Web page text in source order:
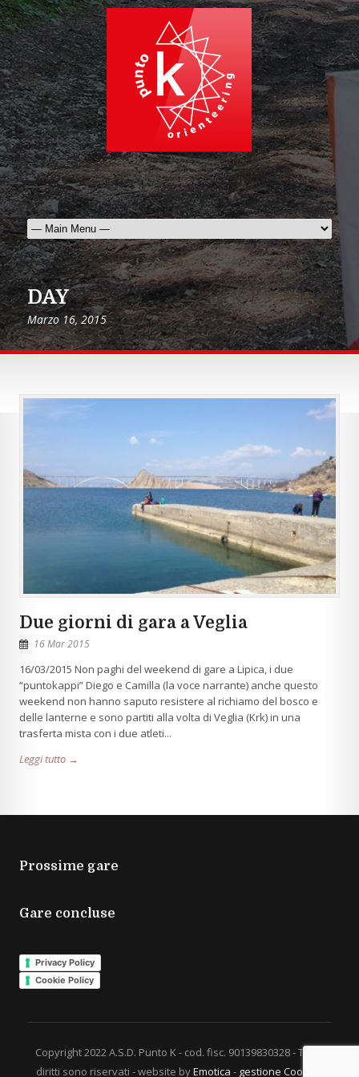
DAY
Marzo 16, 2015
Due giorni di gara a Veglia
16 Mar 2015
16/03/2015 Non paghi del weekend di gare a Lipica, i due
“puntokappi” Diego e Camilla (la voce narrante) anche questo
weekend non hanno saputo resistere al richiamo del bosco e
delle lanterne e sono partiti alla volta di Veglia (Krk) in una
trasferta mista con i due atleti...
Leggi tutto →
Prossime gare
Gare concluse
Privacy Policy
Cookie Policy
Copyright 2022 A.S.D. Punto K - cod. fisc. 90139830328 - Tutti i
diritti sono riservati - website byEmotica - gestione Cookies